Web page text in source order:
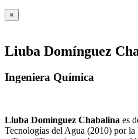
×
Liuba Domínguez
Ingeniera Química
Liuba Domínguez Chabalina es
Tecnologías del Agua (2010) por